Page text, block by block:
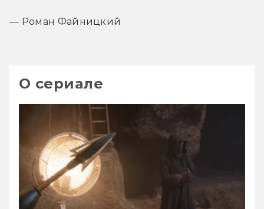
— Роман Файницкий
О сериале